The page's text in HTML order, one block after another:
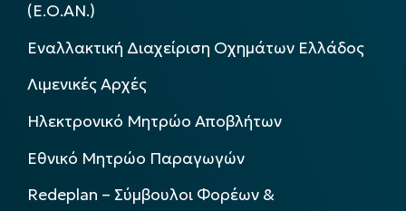
(Ε.Ο.ΑΝ.)
Εναλλακτική Διαχείριση Οχημάτων Ελλάδος
Λιμενικές Αρχές
Ηλεκτρονικό Μητρώο Αποβλήτων
Εθνικό Μητρώο Παραγωγών
Redeplan – Σύμβουλοι Φορέων &